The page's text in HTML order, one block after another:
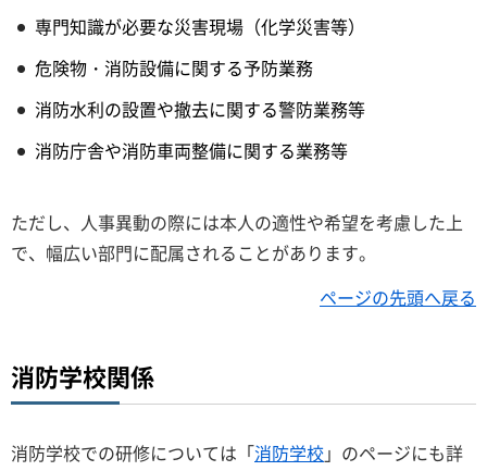
専門知識が必要な災害現場（化学災害等）
危険物・消防設備に関する予防業務
消防水利の設置や撤去に関する警防業務等
消防庁舎や消防車両整備に関する業務等
ただし、人事異動の際には本人の適性や希望を考慮した上
で、幅広い部門に配属されることがあります。
ページの先頭へ戻る
消防学校関係
消防学校での研修については「消防学校」のページにも詳